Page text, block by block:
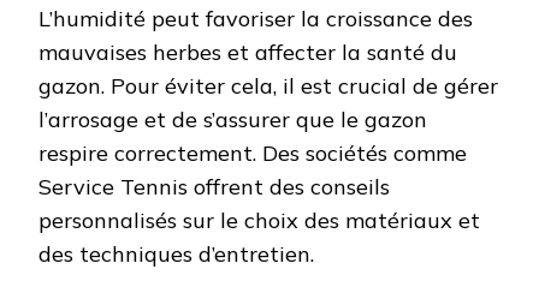
L’humidité peut favoriser la croissance des
mauvaises herbes et affecter la santé du
gazon. Pour éviter cela, il est crucial de gérer
l’arrosage et de s’assurer que le gazon
respire correctement. Des sociétés comme
Service Tennis offrent des conseils
personnalisés sur le choix des matériaux et
des techniques d’entretien.